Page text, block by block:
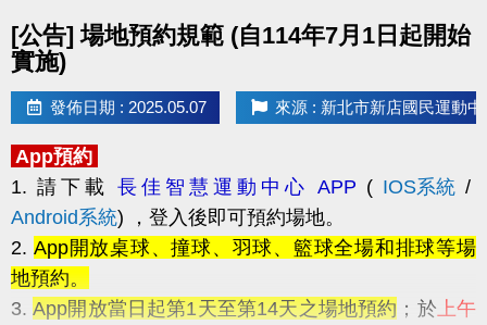
[公告] 場地預約規範 (自114年7月1日起開始
實施)
發佈日期 : 2025.05.07 來源 : 新北市新店國民運動中
App預約
1. 請下載長佳智慧運動中心 APP ( IOS系統 /
Android系統)
，登入後即可預約場地。
2. App開放桌球、撞球、羽球、籃球全場和排球等場
地預約。
3.App開放當日起第1天至第14天之場地預約 ；於 上午